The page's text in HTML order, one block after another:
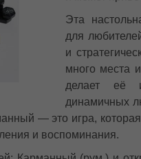
Эта
для
и
много места
делает её
динамичных
— это игра,
и воспоминания.